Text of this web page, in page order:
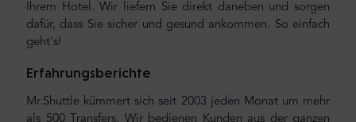
Ihrem Hotel. Wir liefern Sie direkt daneben und sorgen
dafür, dass Sie sicher und gesund ankommen. So einfach
geht's!
Erfahrungsberichte
Mr.Shuttle kümmert sich seit 2003 jeden Monat um mehr
als 500 Transfers. Wir bedienen Kunden aus der ganzen